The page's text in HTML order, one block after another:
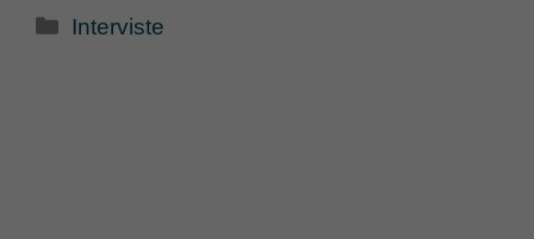
Categorie
Interviste